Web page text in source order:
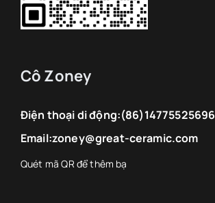
Cô Zoney
Điện thoại di động:(86)14775525696
Email:zoney@great-ceramic.com